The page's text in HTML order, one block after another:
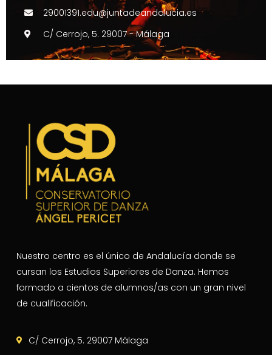
29001391.edu@juntadeandalucia.es
C/ Cerrojo, 5. 29007 - Málaga
Nuestro centro es el único de Andalucía donde se
cursan los Estudios Superiores de Danza. Hemos
formado a cientos de alumnos/as con un gran nivel
de cualificación.
C/ Cerrojo, 5. 29007 Málaga